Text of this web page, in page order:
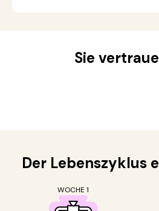
Sie
Der Lebenszyklus
WOCHE 1